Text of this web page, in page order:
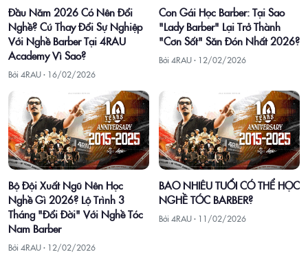
Đầu Năm 2026 Có Nên Đổi
Nghề? Cú Thay Đổi Sự Nghiệp
Với Nghề Barber Tại 4RAU
Academy Vì Sao?
Bởi 4RAU · 16/02/2026
Con Gái Học Barber: Tại Sao
"Lady Barber" Lại Trở Thành
"Cơn Sốt" Săn Đón Nhất 2026?
Bởi 4RAU · 12/02/2026
Bộ Đội Xuất Ngũ Nên Học
Nghề Gì 2026? Lộ Trình 3
Tháng "Đổi Đời" Với Nghề Tóc
Nam Barber
Bởi 4RAU · 12/02/2026
BAO NHIÊU TUỔI CÓ THỂ HỌC
NGHỀ TÓC BARBER?
Bởi 4RAU · 11/02/2026